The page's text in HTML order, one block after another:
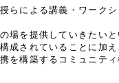
らによる講義・ワーク
場を提供していきたいと
成されていることに加え
を構築するコミュニティ